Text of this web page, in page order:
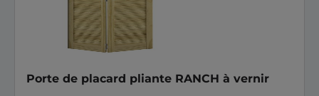
Porte de placard pliante RANCH à vernir